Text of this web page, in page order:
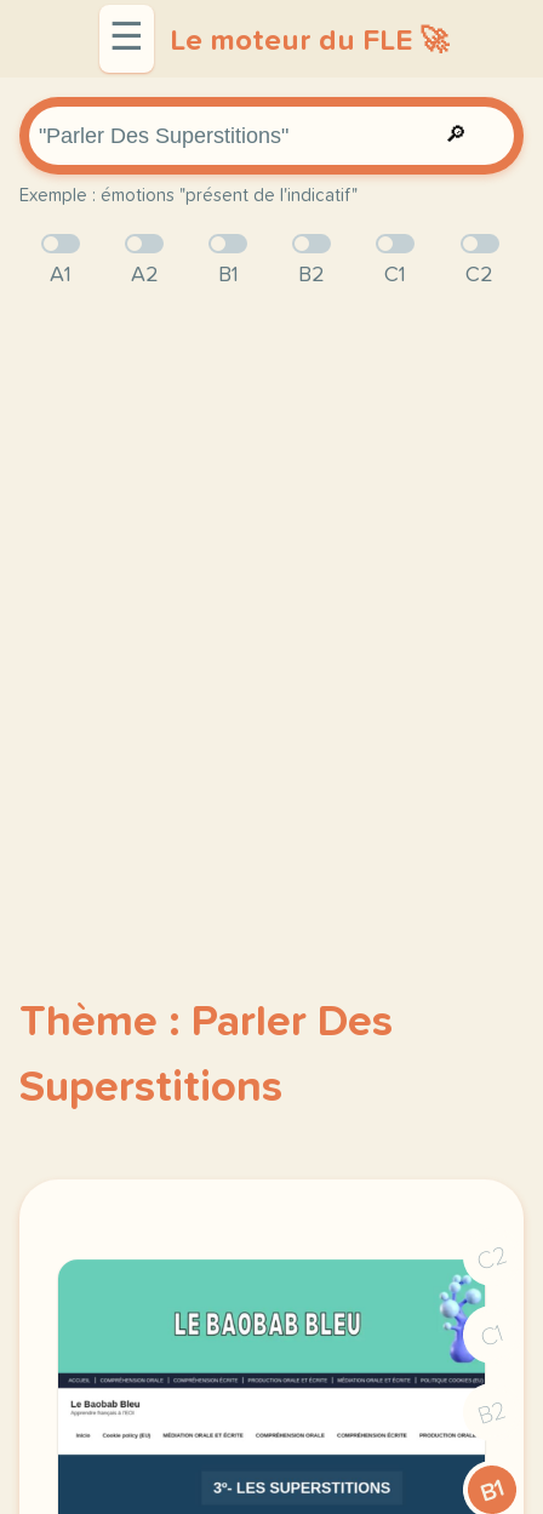
☰ Le moteur du FLE 🚀
🔎
Exemple : émotions "présent de l'indicatif"
A1 A2 B1 B2 C1 C2
Thème : Parler Des
Superstitions
C2
C1
B2
B1